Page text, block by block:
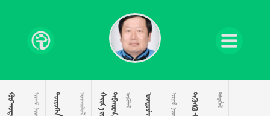
   
   